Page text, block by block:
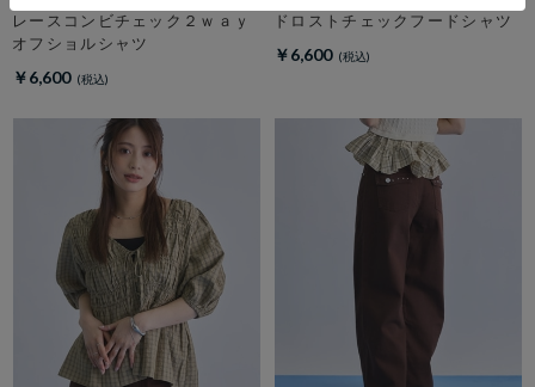
レースコンビチェック２ｗａｙ
オフショルシャツ
￥6,600
ドロストチェックフードシャツ
￥6,600